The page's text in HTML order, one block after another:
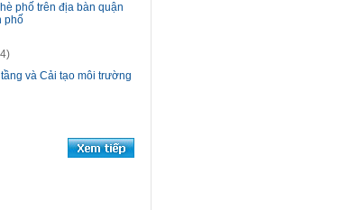
phố trên địa bàn quận
phố
và Cải tạo môi trường